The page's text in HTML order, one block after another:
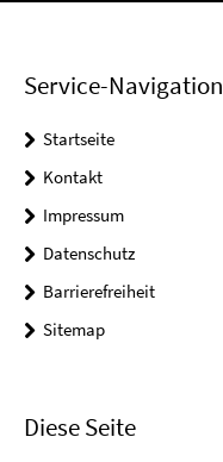
Service-Navigation
Startseite
Kontakt
Impressum
Datenschutz
Barrierefreiheit
Sitemap
Diese Seite